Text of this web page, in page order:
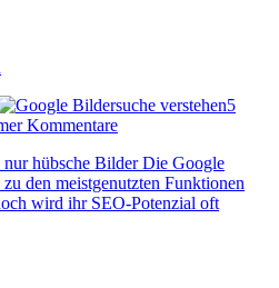
5
Kommentare
hübsche Bilder Die Google
den meistgenutzten Funktionen
wird ihr SEO-Potenzial oft